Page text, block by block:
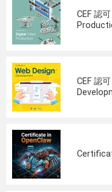
CEF 認
CEF 認